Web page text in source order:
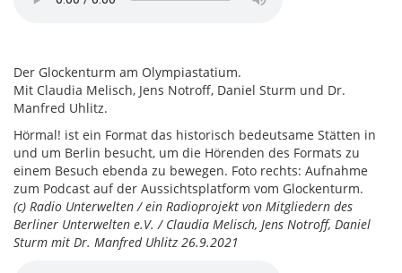
Der Glockenturm am Olympiastatium.
Mit Claudia Melisch, Jens Notroff, Daniel Sturm und Dr.
Manfred Uhlitz.
Hörmal! ist ein Format das historisch bedeutsame Stätten in
und um Berlin besucht, um die Hörenden des Formats zu
einem Besuch ebenda zu bewegen. Foto rechts: Aufnahme
zum Podcast auf der Aussichtsplatform vom Glockenturm.
(c) Radio Unterwelten / ein Radioprojekt von Mitgliedern des
Berliner Unterwelten e.V. / Claudia Melisch, Jens Notroff, Daniel
Sturm mit Dr. Manfred Uhlitz 26.9.2021